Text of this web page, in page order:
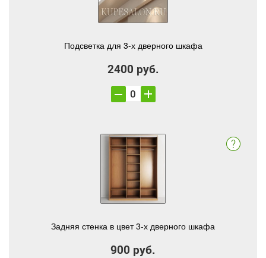
Подсветка для 3-х дверного шкафа
2400 руб.
Задняя стенка в цвет 3-х дверного шкафа
900 руб.